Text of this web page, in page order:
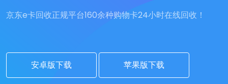
京东e卡回收正规平台160余种购物卡24小时在线回收！
安卓版下载 苹果版下载